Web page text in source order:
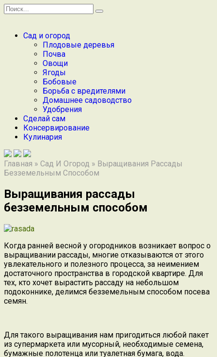
Перейти
к
Search
for:
Сад и огород
Плодовые деревья
Почва
Овощи
Ягоды
Бобовые
Борьба с вредителями
Домашнее садоводство
Удобрения
Сделай сам
Консервирование
Кулинария
Главная » Сад И Огород » Выращивания Рассады
Безземельным Способом
Выращивания рассады
безземельным способом
Когда ранней весной у огородников возникает вопрос о
выращивании рассады, многие отказываются от этого
увлекательного и полезного процесса, за неимением
достаточного пространства в городской квартире. Для
тех, кто хочет вырастить рассаду на небольшом
подоконнике, делимся безземельным способом посева
семян.
Для такого выращивания нам пригодиться любой пакет
из супермаркета или мусорный, необходимые семена,
бумажные полотенца или туалетная бумага, вода.